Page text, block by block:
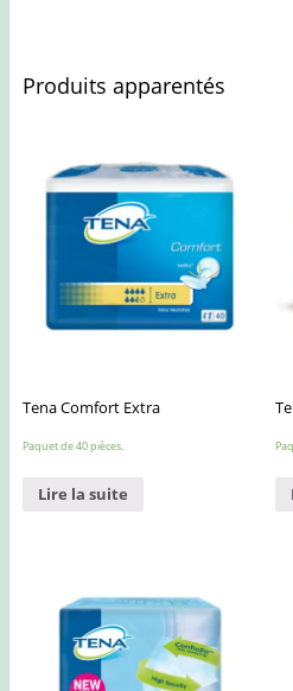
Produits apparentés
Tena Comfort Extra
Paquet de 40 pièces.
Lire la suite